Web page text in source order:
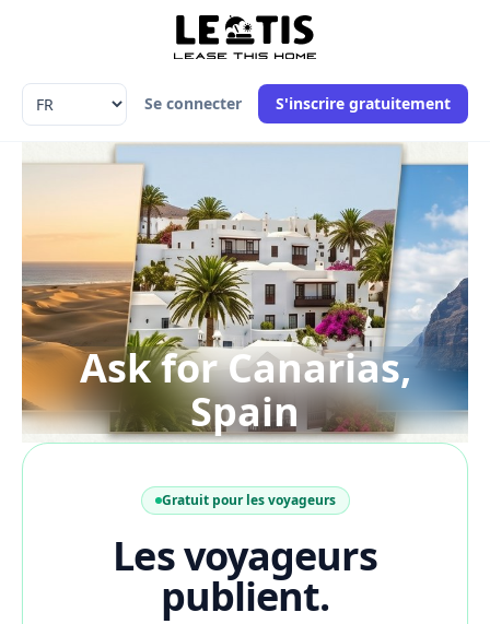
Language Se connecter S'inscrire gratuitement
Ask for Canarias,
Spain
Gratuit pour les voyageurs
Les voyageurs
publient.